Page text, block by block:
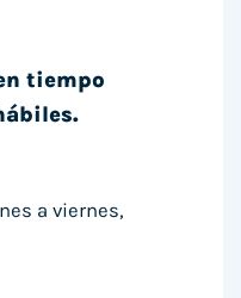
tiempo
a viernes,